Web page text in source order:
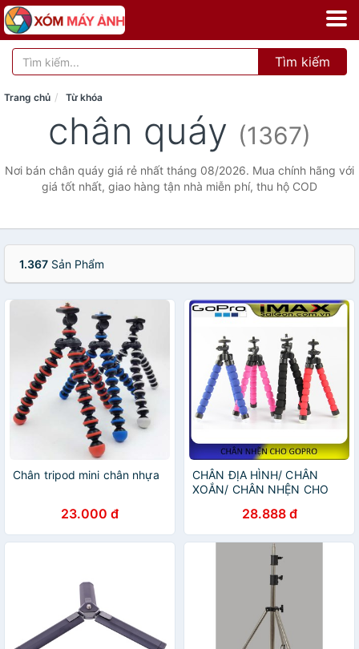
Tìm kiếm
Trang chủ Từ khóa
chân quáy (1367)
Nơi bán chân quáy giá rẻ nhất tháng 08/2026. Mua chính hãng với
giá tốt nhất, giao hàng tận nhà miễn phí, thu hộ COD
1.367 Sản Phẩm
Chân tripod mini chân nhựa
23.000 đ
CHÂN ĐỊA HÌNH/ CHÂN
XOẮN/ CHÂN NHỆN CHO
28.888 đ